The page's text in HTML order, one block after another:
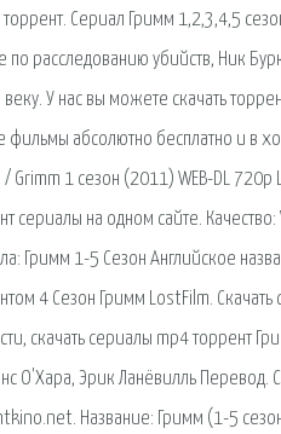
Сериал Гримм 1,2,3,4,5
по расследованию убийств, Ник
веку. У нас вы можете скачать
фильмы абсолютно бесплатно и в
/ Grimm 1 сезон (2011) WEB-DL
сериалы на одном сайте.
Гримм 1-5 Сезон Английское
4 Сезон Гримм LostFilm. Скачать
скачать сериалы mp4 торрент
О'Хара, Эрик Ланёвилль Перевод.
Название: Гримм (1-5